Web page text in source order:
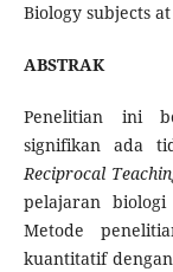
Biology subjects
ABSTRAK
Penelitian ini
signifikan ada
Reciprocal
pelajaran
Metode
kuantitatif